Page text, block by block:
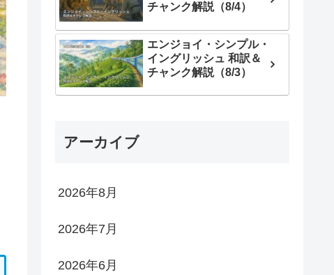
チャンク解説（8/4）
エンジョイ・シンプル・
イングリッシュ 和訳＆
チャンク解説（8/3）
アーカイブ
2026年8月
2026年7月
2026年6月